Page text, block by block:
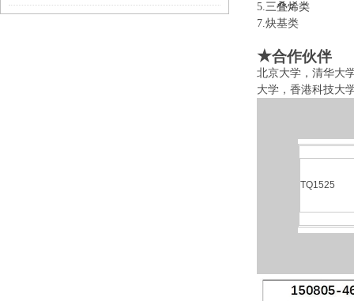
5.三叠烯类
7.炔基类
★合作伙伴
北京大学，清华大
大学，香港科技大
TQ1525